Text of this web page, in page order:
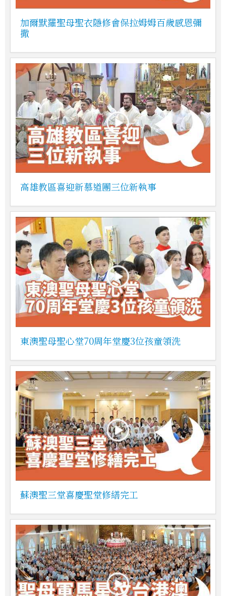
加爾默羅聖母聖衣隱修會保拉姆姆百歲感恩彌
撒
高雄教區喜迎新慕道團三位新執事
東澳聖母聖心堂70周年堂慶3位孩童領洗
蘇澳聖三堂喜慶聖堂修繕完工